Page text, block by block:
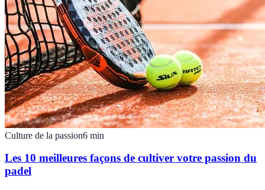
Culture de la passion6 min
Les 10 meilleures façons de cultiver votre passion du
padel